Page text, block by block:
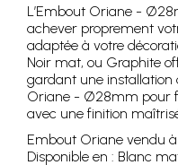
L’Embout Oriane -
achever proprement
adaptée à votre
Noir mat, ou Graphite
gardant une installation
Oriane - Ø28mm pour
avec une finition
Embout Oriane vendu
Disponible en : Blanc